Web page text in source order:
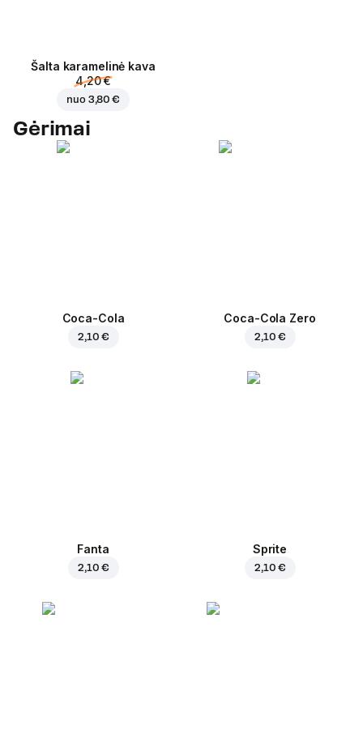
Šalta karamelinė kava
4,20 €
nuo 3,80 €
Gėrimai
Coca-Cola
2,10 €
Coca-Cola Zero
2,10 €
Fanta
2,10 €
Sprite
2,10 €